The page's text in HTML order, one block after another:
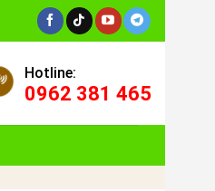
Hotline:
0962 381 465